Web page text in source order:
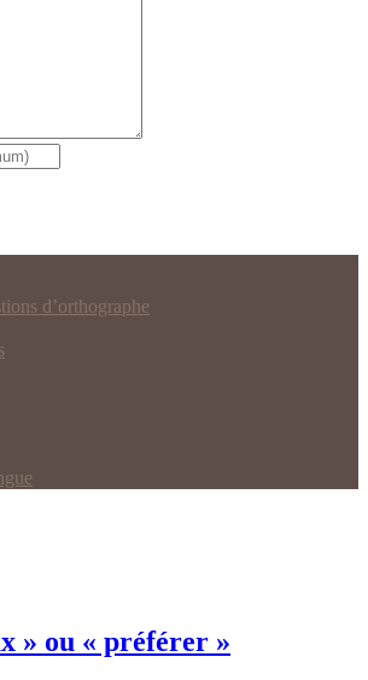
d’orthographe
» ou « préférer »